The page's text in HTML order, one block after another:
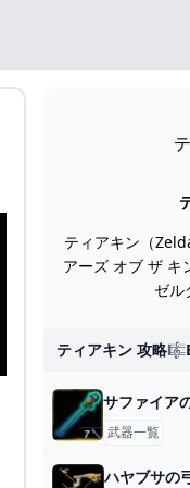
ティアキン（
アーズ オブ ザ
ゼル
ティアキン 攻略
武器一覧
ハヤブサの